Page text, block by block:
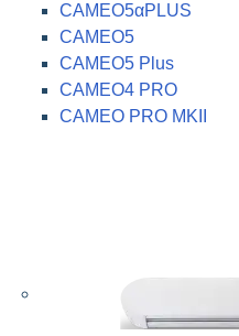
CAMEO5αPLUS
CAMEO5
CAMEO5 Plus
CAMEO4 PRO
CAMEO PRO MKII